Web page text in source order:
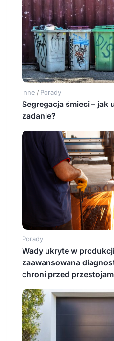
Inne / Porady
Segregacja śmieci – jak
zadanie?
Porady
Wady ukryte w
zaawansowana
chroni przed